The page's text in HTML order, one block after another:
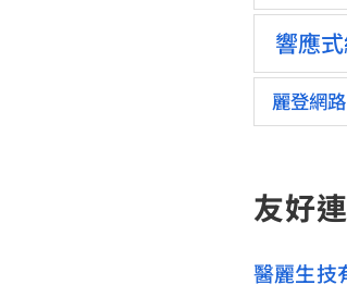
響應
麗登網
友好
醫麗生技